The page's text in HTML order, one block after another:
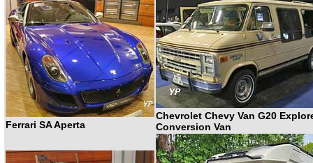
Ferrari SA Aperta
Chevrolet Chevy Van G20
Conversion Van